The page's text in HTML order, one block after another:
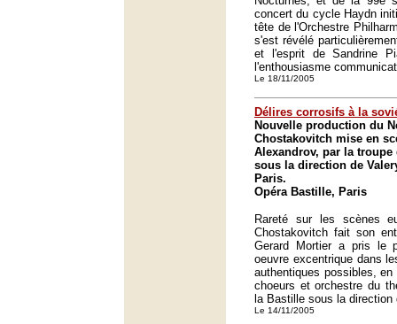
concert du cycle Haydn
tête de l'Orchestre
s'est révélé
et l'esprit de Sandrine
l'enthousiasme
Le 18/11/2005
Délires corrosifs à la
Nouvelle production du
Chostakovitch mise en
Alexandrov, par la
sous la direction de
Paris.
Opéra Bastille, Paris
Rareté sur les scènes
Chostakovitch fait son
Gerard Mortier a pris le
oeuvre excentrique dans
authentiques possibles,
choeurs et orchestre du
la Bastille sous la direction
Le 14/11/2005